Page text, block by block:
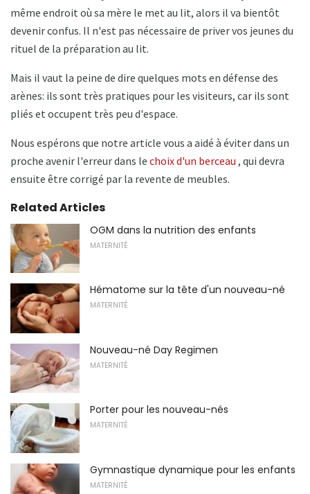
même endroit où sa mère le met au lit, alors il va bientôt
devenir confus. Il n'est pas nécessaire de priver vos jeunes du
rituel de la préparation au lit.
Mais il vaut la peine de dire quelques mots en défense des
arènes: ils sont très pratiques pour les visiteurs, car ils sont
pliés et occupent très peu d'espace.
Nous espérons que notre article vous a aidé à éviter dans un
proche avenir l'erreur dans le choix d'un berceau , qui devra
ensuite être corrigé par la revente de meubles.
Related Articles
OGM dans la nutrition des enfants
MATERNITÉ
Hématome sur la tête d'un nouveau-né
MATERNITÉ
Nouveau-né Day Regimen
MATERNITÉ
Porter pour les nouveau-nés
MATERNITÉ
Gymnastique dynamique pour les enfants
MATERNITÉ